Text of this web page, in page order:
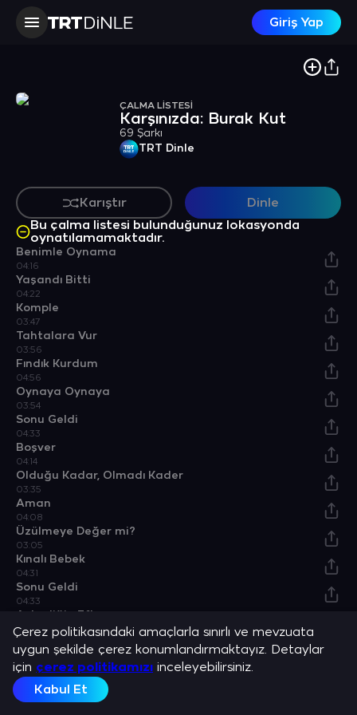
Giriş Yap
ÇALMA LİSTESİ
Karşınızda: Burak Kut
69 Şarkı
TRT Dinle
Karıştır
Dinle
Bu çalma listesi bulunduğunuz lokasyonda
oynatılamamaktadır.
Benimle Oynama
04:16
Yaşandı Bitti
04:22
Komple
03:47
Tahtalara Vur
03:56
Fındık Kurdum
04:56
Oynaya Oynaya
03:54
Sonu Geldi
04:33
Boşver
04:14
Olduğu Kadar, Olmadı Kader
03:35
Aman
04:08
Üzülmeye Değer mi?
03:05
Kınalı Bebek
04:31
Sonu Geldi
04:33
05:22
Oyun Bozulmaz
04:06
Fidanım
03:49
Duman Üstü
Çerez politikasındaki amaçlarla sınırlı ve mevzuata
uygun şekilde çerez konumlandırmaktayız. Detaylar
için çerez politikamızı inceleyebilirsiniz.
Kabul Et